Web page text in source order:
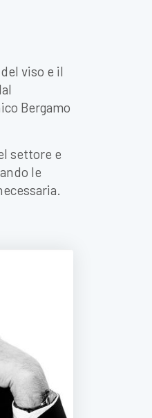
viso e il
Bergamo
settore e
le